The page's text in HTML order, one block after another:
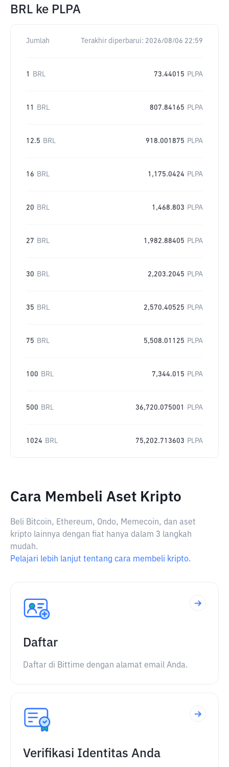
BRL ke PLPA
Jumlah Terakhir diperbarui: 2026/08/06 22:59
1 BRL 73.44015 PLPA
11 BRL 807.84165 PLPA
12.5 BRL 918.001875 PLPA
16 BRL 1,175.0424 PLPA
20 BRL 1,468.803 PLPA
27 BRL 1,982.88405 PLPA
30 BRL 2,203.2045 PLPA
35 BRL 2,570.40525 PLPA
75 BRL 5,508.01125 PLPA
100 BRL 7,344.015 PLPA
500 BRL 36,720.075001 PLPA
1024 BRL 75,202.713603 PLPA
Cara Membeli Aset Kripto
Beli Bitcoin, Ethereum, Ondo, Memecoin, dan aset
kripto lainnya dengan fiat hanya dalam 3 langkah
mudah.
Pelajari lebih lanjut tentang cara membeli kripto.
Daftar
Daftar di Bittime dengan alamat email Anda.
Verifikasi Identitas Anda